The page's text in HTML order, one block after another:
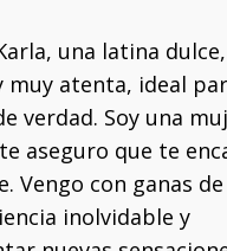
una latina dulce,
muy atenta, ideal
verdad. Soy una
aseguro que te
Vengo con ganas
inolvidable y